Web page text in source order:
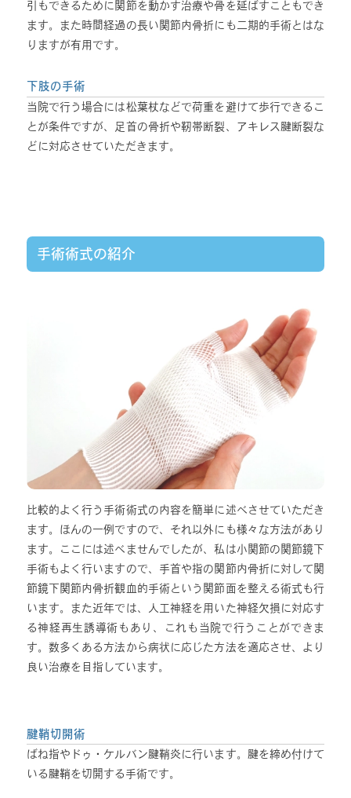
引もできるために関節を動かす治療や骨を延ばすこともでき
ます。また時間経過の長い関節内骨折にも二期的手術とはな
りますが有用です。
下肢の手術
当院で行う場合には松葉杖などで荷重を避けて歩行できるこ
とが条件ですが、足首の骨折や靭帯断裂、アキレス腱断裂な
どに対応させていただきます。
手術術式の紹介
比較的よく行う手術術式の内容を簡単に述べさせていただき
ます。ほんの一例ですので、それ以外にも様々な方法があり
ます。ここには述べませんでしたが、私は小関節の関節鏡下
手術もよく行いますので、手首や指の関節内骨折に対して関
節鏡下関節内骨折観血的手術という関節面を整える術式も行
います。また近年では、人工神経を用いた神経欠損に対応す
る神経再生誘導術もあり、これも当院で行うことができま
す。数多くある方法から病状に応じた方法を適応させ、より
良い治療を目指しています。
腱鞘切開術
ばね指やドゥ・ケルバン腱鞘炎に行います。腱を締め付けて
いる腱鞘を切開する手術です。